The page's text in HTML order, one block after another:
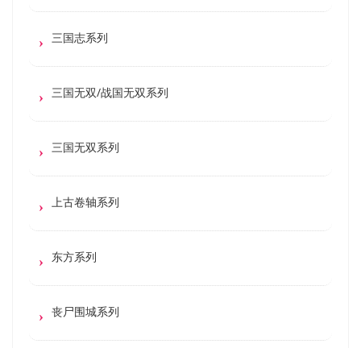
三国志系列
三国无双/战国无双系列
三国无双系列
上古卷轴系列
东方系列
丧尸围城系列